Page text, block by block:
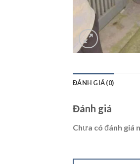
ĐÁNH GIÁ (0)
Đánh giá
Chưa có đánh giá